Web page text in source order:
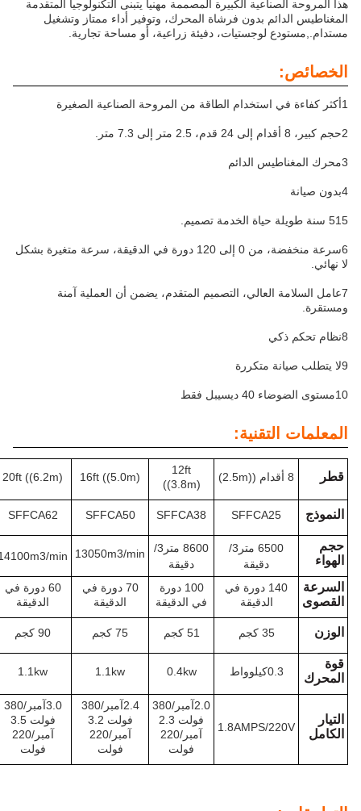
الكبيرة المصممة مهنيا يتبنى التكنولوجيا المتقدمة
بدون فرشاة المحرك، وتوفير أداء ممتاز وتشغيل
دفيئة زراعية، أو مساحة تجارية.
6سرعة منخفضة، من 0 إلى 120 دورة في الدقيقة، سرعة متغيرة بشكل
التصميم المتقدم، يضمن أن العملية آمنة
12ft
((3.8m)
16ft ((5.0m)
20ft ((6.2m)
24ft ((7.3m)
SFFCA38
SFFCA50
SFFCA62
SFFCA73
دقيقة
دقيقة
13050m3/min
14100m3/min
15850m3/min
140 دورة في
الدقيقة
100 دورة
في الدقيقة
70 دورة في
الدقيقة
60 دورة في
الدقيقة
55 دورة في
الدقيقة
51 كجم 90 كجم 127 كجم
0.4kw
1.1kw
1.1kw
1.8AMPS/
آمبر/220
2.4آمبر/380
فولت 3.2
آمبر/220
فولت
3.0آمبر/380
فولت 3.5
آمبر/220
فولت
3.5 آمبر/380
فولت 5.5
آمبر/220
فولت